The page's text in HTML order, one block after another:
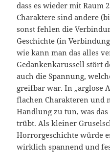
dass es wieder mit Raum
Charaktere sind andere
sonst fehlen die
Geschichte (in
wie kann man das alles
Gedankenkarussell stört
auch die Spannung,
greifbar war. In „arglose
flachen Charakteren
Handlung zu tun, was
trübt. Als kleiner
Horrorgeschichte würde
wirklich spannend und